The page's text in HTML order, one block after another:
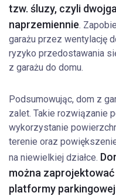
tzw. śluzy, czyli
naprzemiennie.
garażu przez wentylację
ryzyko przedostawania
z garażu do domu.
Podsumowując, dom z
zalet. Takie rozwiązanie
wykorzystanie
terenie oraz
na niewielkiej działce.
można
platformy